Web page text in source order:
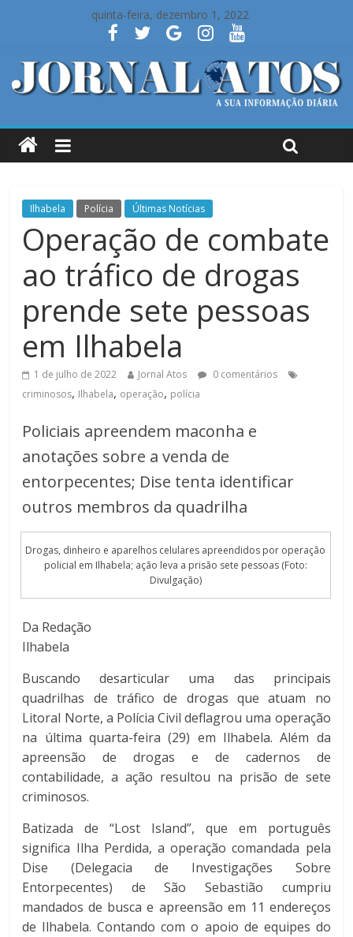
quinta-feira, dezembro 1, 2022
Ilhabela Polícia Últimas Notícias
Operação de combate
ao tráfico de drogas
prende sete pessoas
em Ilhabela
1 de julho de 2022 Jornal Atos
0 comentários
criminosos, Ilhabela, operação, polícia
Policiais apreendem maconha e
anotações sobre a venda de
entorpecentes; Dise tenta identificar
outros membros da quadrilha
Drogas, dinheiro e aparelhos celulares apreendidos por operação
policial em Ilhabela; ação leva a prisão sete pessoas (Foto:
Divulgação)
Da Redação
Ilhabela
Buscando desarticular uma das principais
quadrilhas de tráfico de drogas que atuam no
Litoral Norte, a Polícia Civil deflagrou uma operação
na última quarta-feira (29) em Ilhabela. Além da
apreensão de drogas e de cadernos de
contabilidade, a ação resultou na prisão de sete
criminosos.
Batizada de “Lost Island”, que em português
significa Ilha Perdida, a operação comandada pela
Dise (Delegacia de Investigações Sobre
Entorpecentes) de São Sebastião cumpriu
mandados de busca e apreensão em 11 endereços
de Ilhabela. Contando com o apoio de equipes do